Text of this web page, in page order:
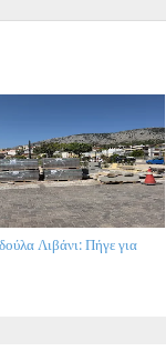
Λιβάνι: Πήγε για